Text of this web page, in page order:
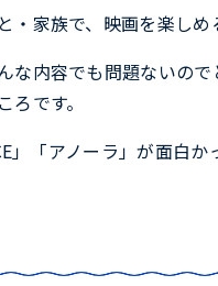
・家族で、映画を楽し
な内容でも問題ないの
です。
」「アノーラ」が面白